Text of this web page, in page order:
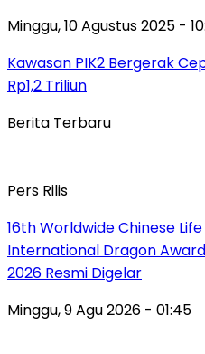
Minggu, 10 Agustus 2025 -
Kawasan PIK2 Bergerak
Rp1,2 Triliun
Berita Terbaru
Pers Rilis
16th Worldwide Chinese
International Dragon
2026 Resmi Digelar
Minggu, 9 Agu 2026 - 01:45